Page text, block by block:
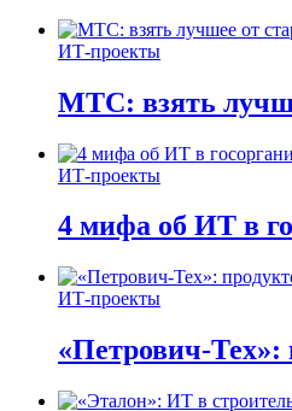
ИТ-проекты
МТС: взять
ИТ-проекты
4 мифа об ИТ в
ИТ-проекты
«Петрович-Тех»: